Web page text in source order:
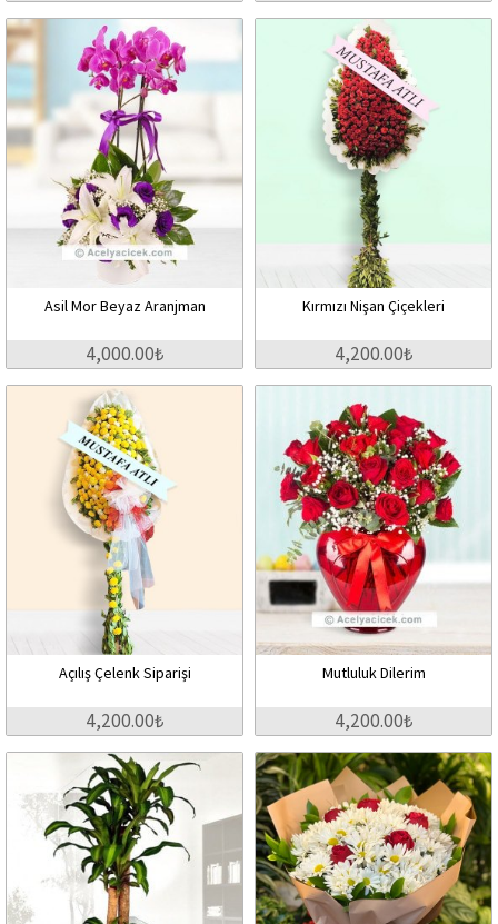
Asil Mor Beyaz Aranjman
4,000.00₺
Kırmızı Nişan Çiçekleri
4,200.00₺
Açılış Çelenk Siparişi
4,200.00₺
Mutluluk Dilerim
4,200.00₺